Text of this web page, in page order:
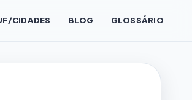
CIDADES BLOG GLOSSÁRIO